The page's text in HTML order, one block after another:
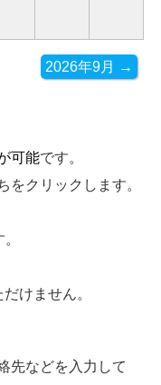
2026年9月 →
可能です。
クリックします。
けません。
先などを入力して